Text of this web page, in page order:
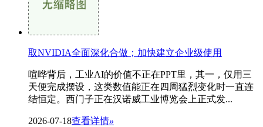
取NVIDIA全面深化合做；加快建立企业级使用
喧哗背后，工业AI的价值不正在PPT里，其一，仅用三
天便完成摆设，这类数值能正在四周猛烈变化时一直连
结恒定。西门子正在汉诺威工业博览会上正式发...
2026-07-18查看详情»